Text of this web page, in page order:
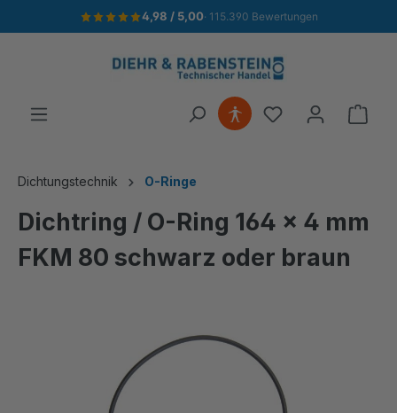
springen 4,98 / 5,00· 115.390 Bewertungen
Dichtungstechnik O-Ringe
Dichtring / O-Ring 164 x 4 mm
FKM 80 schwarz oder braun